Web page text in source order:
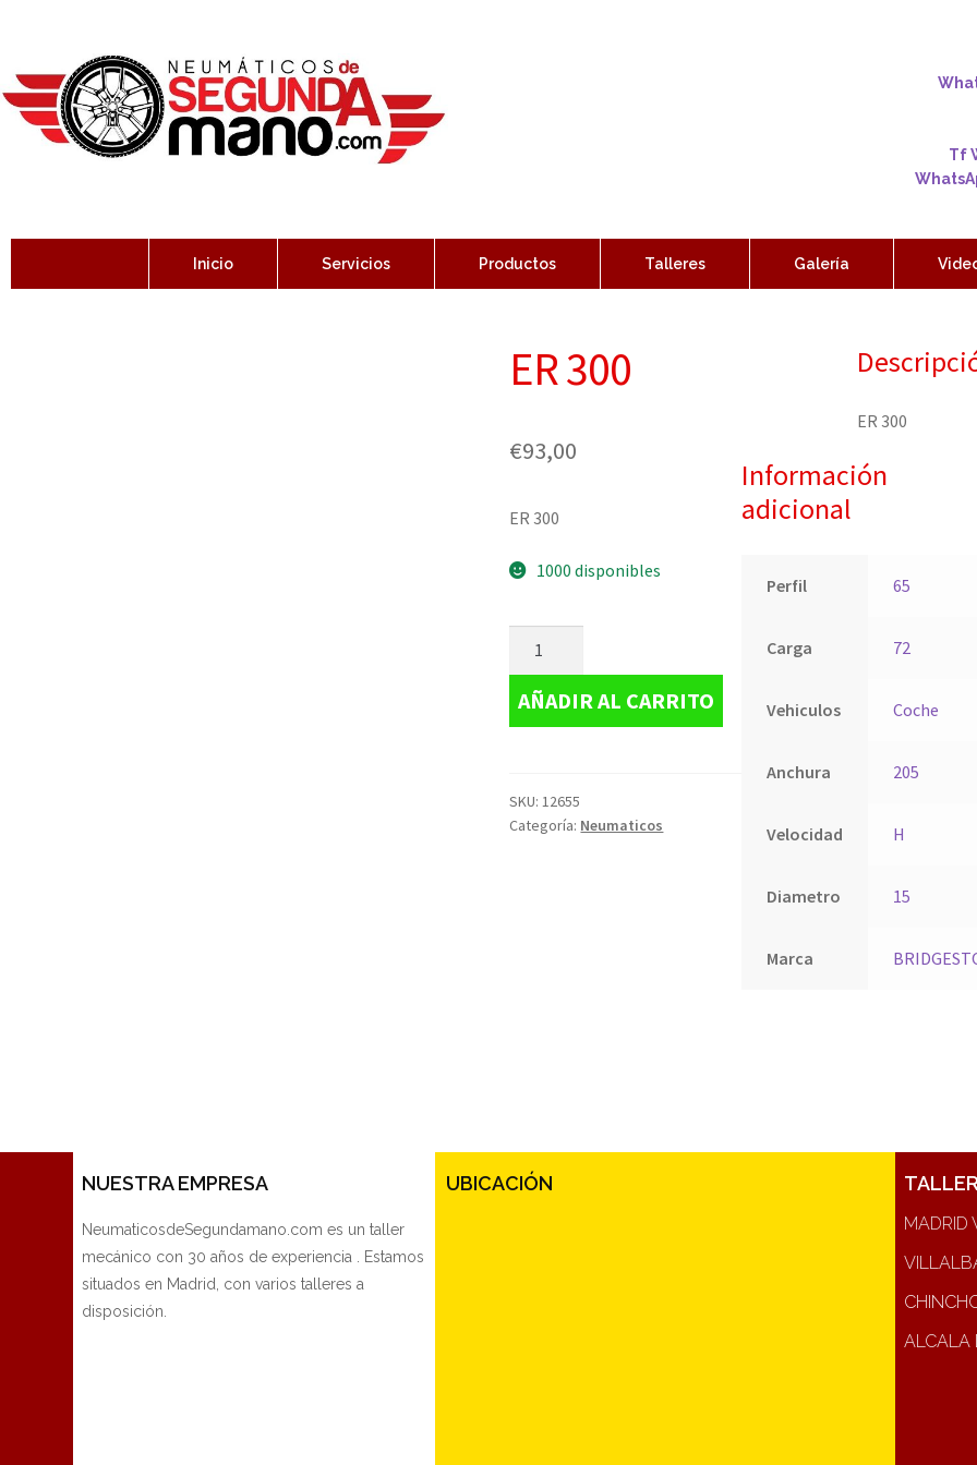
Tf
Inicio Servicios Productos Talleres Galería
ER 300
€93,00
ER 300
1000 disponibles
AÑADIR AL CARRITO
SKU:12655
Categoría: Neumaticos
ER 300
Información
adicional
Perfil 65
Carga 72
Vehiculos Coche
Anchura 205
Velocidad H
Diametro 15
Marca
NUESTRA EMPRESA
NeumaticosdeSegundamano.com es un taller
mecánico con 30 años de experiencia . Estamos
situados en Madrid, con varios talleres a
disposición.
UBICACIÓN
MADRID
ALCALA